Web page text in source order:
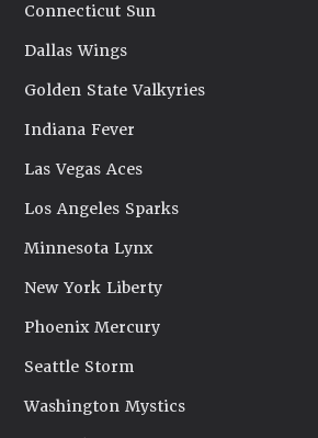
Connecticut Sun
Dallas Wings
Golden State Valkyries
Indiana Fever
Las Vegas Aces
Los Angeles Sparks
Minnesota Lynx
New York Liberty
Phoenix Mercury
Seattle Storm
Washington Mystics